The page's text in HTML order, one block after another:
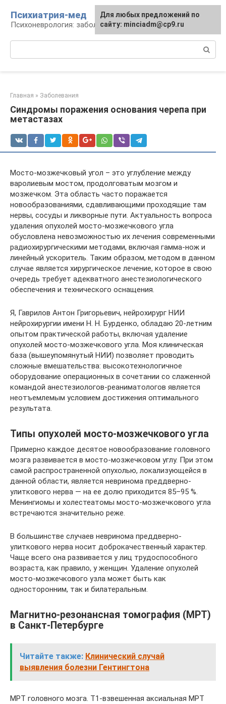
контенту
Психиатрия-мед
Психоневрология: заболевания и терапия
Главная » Заболевания
Синдромы поражения основания черепа при
метастазах
Мосто-мозжечковый угол – это углубление между
варолиевым мостом, продолговатым мозгом и
мозжечком. Эта область часто поражается
новообразованиями, сдавливающими проходящие там
нервы, сосуды и ликворные пути. Актуальность вопроса
удаления опухолей мосто-мозжечкового угла
обусловлена невозможностью их лечения современными
радиохирургическими методами, включая гамма-нож и
линейный ускоритель. Таким образом, методом в данном
случае является хирургическое лечение, которое в свою
очередь требует адекватного анестезиологического
обеспечения и технического оснащения.
Я, Гаврилов Антон Григорьевич, нейрохирург НИИ
нейрохирургии имени Н. Н. Бурденко, обладаю 20-летним
опытом практической работы, включая удаление
опухолей мосто-мозжечкового угла. Моя клиническая
база (вышеупомянутый НИИ) позволяет проводить
сложные вмешательства: высокотехнологичное
оборудование операционных в сочетании со слаженной
командой анестезиологов-реаниматологов является
неотъемлемым условием достижения оптимального
результата.
Типы опухолей мосто-мозжечкового угла
Примерно каждое десятое новообразование головного
мозга развивается в мосто-мозжечковом углу. При этом
самой распространенной опухолью, локализующейся в
данной области, является невринома преддверно-
улиткового нерва — на ее долю приходится 85–95 %.
Менингиомы и холестеатомы мосто-мозжечкового угла
встречаются значительно реже.
В большинстве случаев невринома преддверно-
улиткового нерва носит доброкачественный характер.
Чаще всего она развивается у лиц трудоспособного
возраста, как правило, у женщин. Удаление опухолей
мосто-мозжечкового узла может быть как
односторонним, так и билатеральным.
Магнитно-резонансная томография (МРТ)
в Санкт-Петербурге
Читайте также: Клинический случай
выявления болезни Гентингтона
МРТ головного мозга. Т1-взвешенная аксиальная МРТ
Для любых предложений по
сайту: minciadm@cp9.ru